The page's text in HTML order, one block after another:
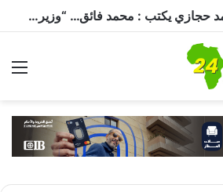
السفير دكتور محمد حجازي يكتب : محمد فائق… “وزير إفريقيا” الذي حمل رسالة القاهرة إلى القارة السمراء